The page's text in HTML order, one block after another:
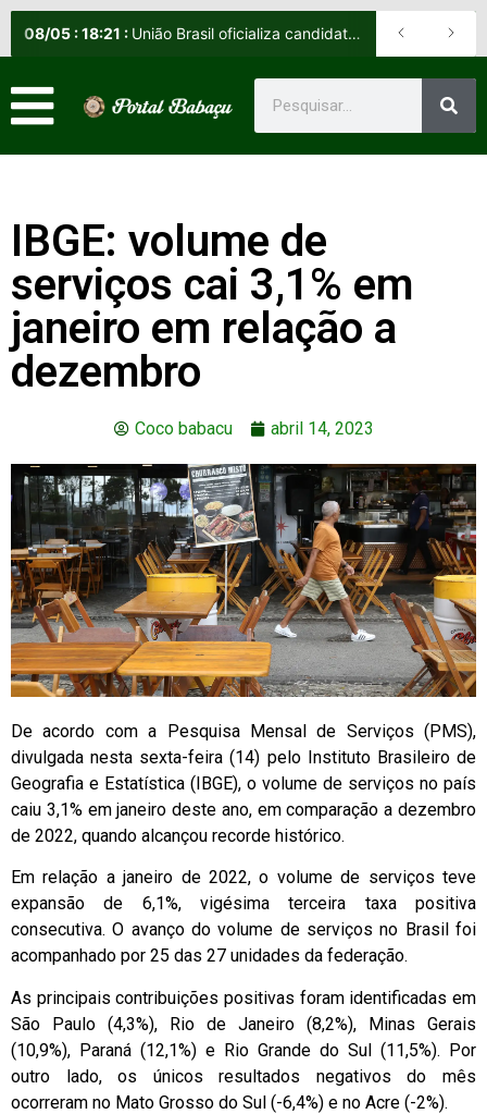
08/05 :18:21 : União Brasil oficializa candidatos e reafirma apoio a Orleans Brandão ao Governo do Maranhão
IBGE: volume de
serviços cai 3,1% em
janeiro em relação a
dezembro
Coco babacu abril 14, 2023
De acordo com a Pesquisa Mensal de Serviços (PMS),
divulgada nesta sexta-feira (14) pelo Instituto Brasileiro de
Geografia e Estatística (IBGE), o volume de serviços no país
caiu 3,1% em janeiro deste ano, em comparação a dezembro
de 2022, quando alcançou recorde histórico.
Em relação a janeiro de 2022, o volume de serviços teve
expansão de 6,1%, vigésima terceira taxa positiva
consecutiva. O avanço do volume de serviços no Brasil foi
acompanhado por 25 das 27 unidades da federação.
As principais contribuições positivas foram identificadas em
São Paulo (4,3%), Rio de Janeiro (8,2%), Minas Gerais
(10,9%), Paraná (12,1%) e Rio Grande do Sul (11,5%). Por
outro lado, os únicos resultados negativos do mês
ocorreram no Mato Grosso do Sul (-6,4%) e no Acre (-2%).